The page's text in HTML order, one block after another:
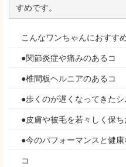
すめです。
こんなワンちゃんにおすす
●関節炎症や痛みのあるコ
●椎間板ヘルニアのあるコ
●歩くのが遅くなってきた
●皮膚や被毛を若々しく保ち
●今のパフォーマンスと健
コ